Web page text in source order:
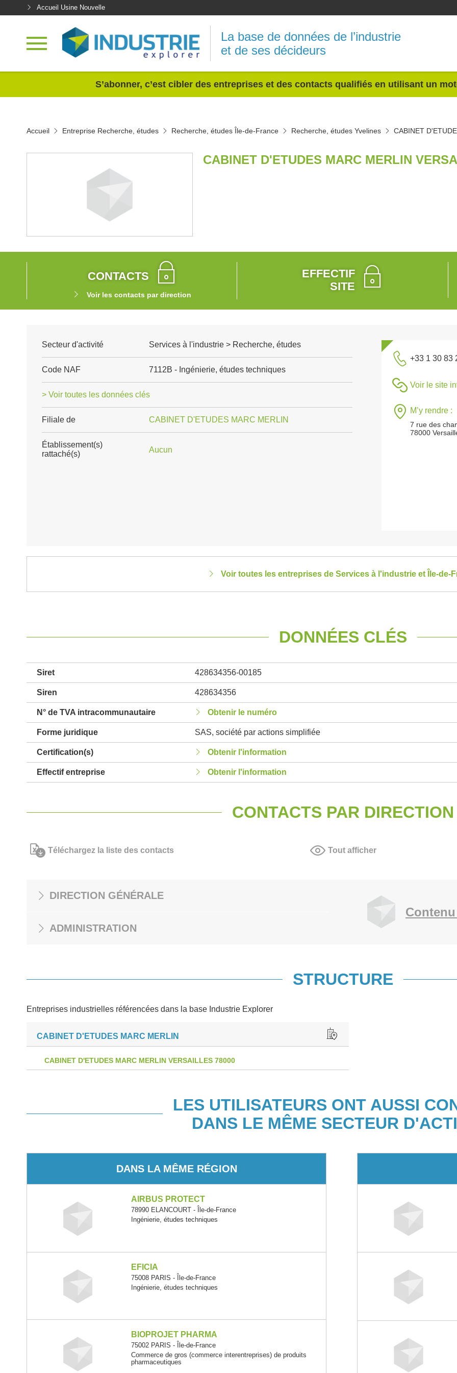
Accueil Usine Nouvelle
La base de données de l’industrie
et de ses décideurs
S’abonner, c’est cibler des entreprises et des contacts qualifiés en utilisant un
Accueil Entreprise Recherche, études Recherche, études Île-de-France Recherche, études Yvelines CABINET
CABINET D'ETUDES MARC MERLIN
CONTACTS
Voir les contacts par direction
EFFECTIF
SITE
Secteur d'activité Services à l'industrie > Recherche, études
Code NAF 7112B - Ingénierie, études techniques
> Voir toutes les données clés
Filiale de CABINET D'ETUDES MARC MERLIN
Établissement(s)
rattaché(s)
Aucun
+33 1 30 83
Voir le site
M’y rendre :
7 rue des
78000
Voir toutes les entreprises de Services à l'industrie et Île-de-
DONNÉES CLÉS
Siret 428634356-00185
Siren 428634356
N° de TVA intracommunautaire Obtenir le numéro
Forme juridique SAS, société par actions simplifiée
Certification(s) Obtenir l'information
Effectif entreprise Obtenir l'information
CONTACTS PAR DIRECTION
Téléchargez la liste des contacts Tout afficher
DIRECTION GÉNÉRALE
ADMINISTRATION
STRUCTURE
Entreprises industrielles référencées dans la base Industrie Explorer
CABINET D'ETUDES MARC MERLIN
CABINET D'ETUDES MARC MERLIN VERSAILLES 78000
LES UTILISATEURS ONT AUSSI
DANS LE MÊME SECTEUR
DANS LA MÊME RÉGION
AIRBUS PROTECT
78990 ELANCOURT - Île-de-France
Ingénierie, études techniques
EFICIA
75008 PARIS - Île-de-France
Ingénierie, études techniques
BIOPROJET PHARMA
75002 PARIS - Île-de-France
Commerce de gros (commerce interentreprises) de produits
pharmaceutiques